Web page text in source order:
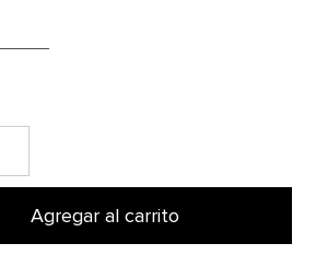
Agregar al carrito